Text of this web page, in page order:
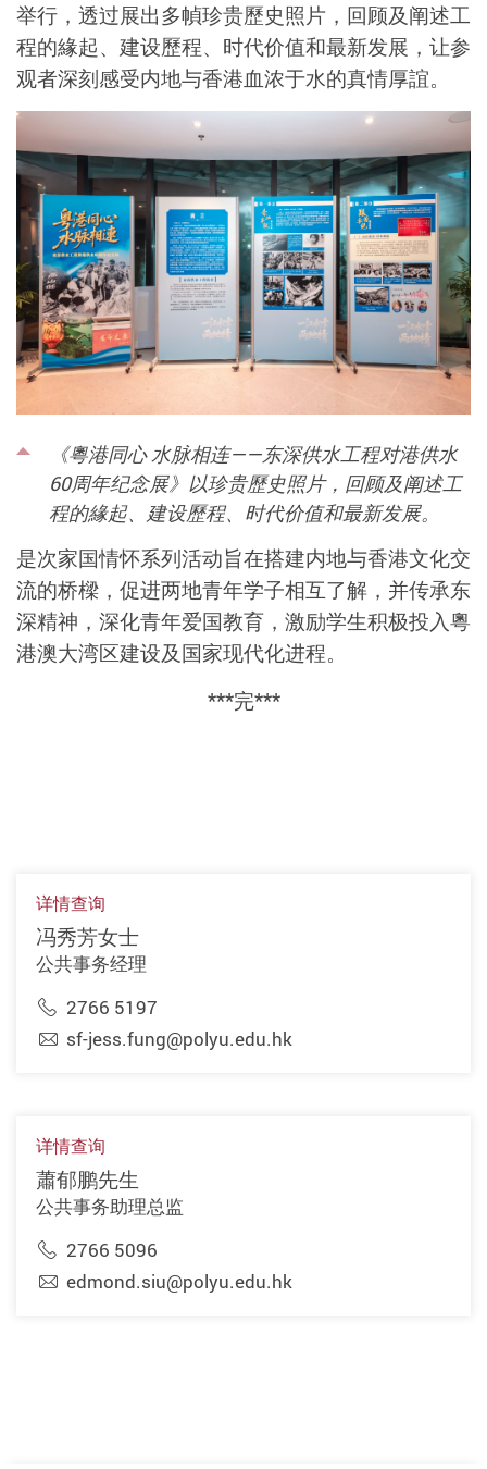
举行，透过展出多幀珍贵歷史照片，回顾及阐述工
程的緣起、建设歷程、时代价值和最新发展，让参
观者深刻感受内地与香港血浓于水的真情厚誼。
《粵港同心 水脉相连——东深供水工程对港供水
60周年纪念展》以珍贵歷史照片，回顾及阐述工
程的緣起、建设歷程、时代价值和最新发展。
是次家国情怀系列活动旨在搭建内地与香港文化交
流的桥樑，促进两地青年学子相互了解，并传承东
深精神，深化青年爱国教育，激励学生积极投入粵
港澳大湾区建设及国家现代化进程。
***完***
详情查询
冯秀芳女士
公共事务经理
2766 5197
sf-jess.fung@polyu.edu.hk
详情查询
蕭郁鹏先生
公共事务助理总监
2766 5096
edmond.siu@polyu.edu.hk